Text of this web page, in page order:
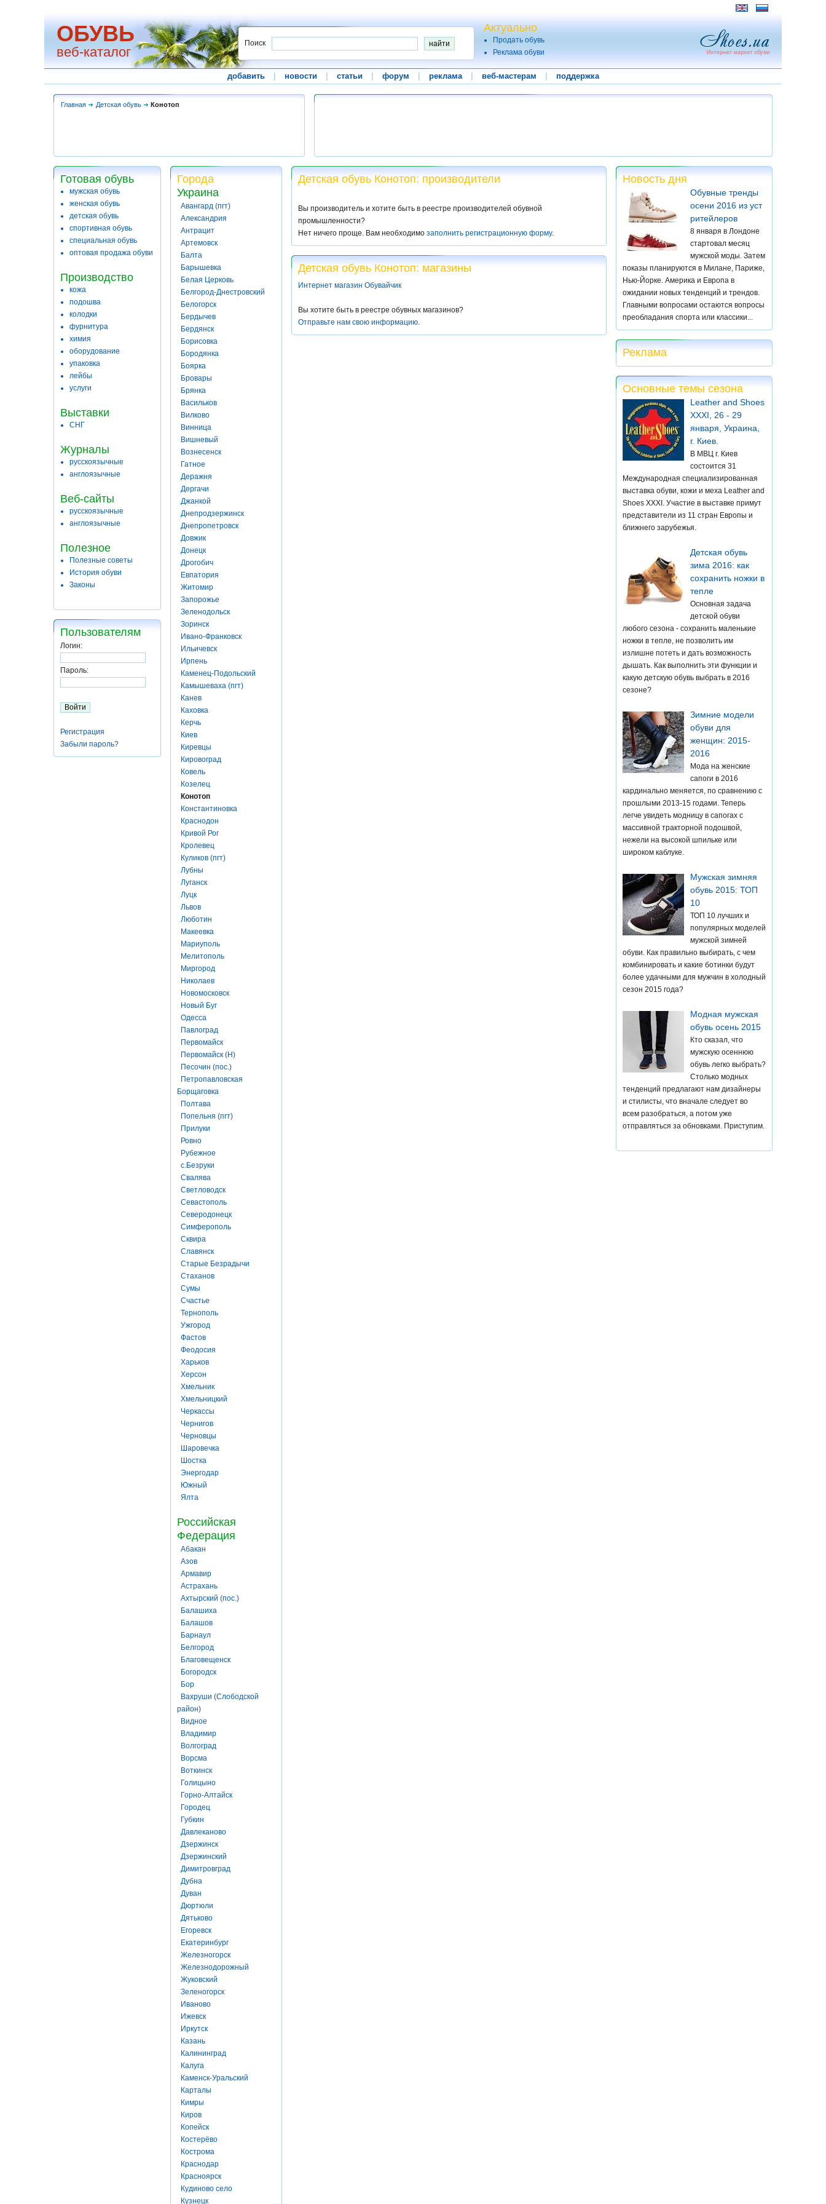
ОБУВЬ
веб-каталог
Поиск
Актуально
Продать обувь
Реклама обуви
добавить новости статьи форум реклама веб-мастерам поддержка
Главная Детская обувь Конотоп
Готовая обувь
мужская обувь
женская обувь
детская обувь
спортивная обувь
специальная обувь
оптовая продажа обуви
Производство
кожа
подошва
колодки
фурнитура
химия
оборудование
упаковка
лейбы
услуги
Выставки
СНГ
Журналы
русскоязычные
англоязычные
Веб-сайты
русскоязычные
англоязычные
Полезное
Полезные советы
История обуви
Законы
Пользователям
Логин:
Пароль:
Регистрация
Забыли пароль?
Города
Украина
Авангард (пгт)
Александрия
Антрацит
Артемовск
Балта
Барышевка
Белая Церковь
Белгород-Днестровский
Белогорск
Бердычев
Бердянск
Борисовка
Бородянка
Боярка
Бровары
Брянка
Васильков
Вилково
Винница
Вишневый
Вознесенск
Гатное
Деражня
Дергачи
Джанкой
Днепродзержинск
Днепропетровск
Довжик
Донецк
Дрогобич
Евпатория
Житомир
Запорожье
Зеленодольск
Зоринск
Ивано-Франковск
Ильичевск
Ирпень
Каменец-Подольский
Камышеваха (пгт)
Канев
Каховка
Керчь
Киев
Киревцы
Кировоград
Ковель
Козелец
Конотоп
Константиновка
Краснодон
Кривой Рог
Кролевец
Куликов (пгт)
Лубны
Луганск
Луцк
Львов
Люботин
Макеевка
Мариуполь
Мелитополь
Миргород
Николаев
Новомосковск
Новый Буг
Одесса
Павлоград
Первомайск
Первомайск (Н)
Песочин (пос.)
Петропавловская
Борщаговка
Полтава
Попельня (пгт)
Прилуки
Ровно
Рубежное
с.Безруки
Свалява
Светловодск
Севастополь
Северодонецк
Симферополь
Сквира
Славянск
Старые Безрадычи
Стаханов
Сумы
Счастье
Тернополь
Ужгород
Фастов
Феодосия
Харьков
Херсон
Хмельник
Хмельницкий
Черкассы
Чернигов
Черновцы
Шаровечка
Шостка
Энергодар
Южный
Ялта
Российская
Федерация
Абакан
Азов
Армавир
Астрахань
Ахтырский (пос.)
Балашиха
Балашов
Барнаул
Белгород
Благовещенск
Богородск
Бор
Вахруши (Слободской
район)
Видное
Владимир
Волгоград
Ворсма
Воткинск
Голицыно
Горно-Алтайск
Городец
Губкин
Давлеканово
Дзержинск
Дзержинский
Димитровград
Дубна
Дуван
Дюртюли
Дятьково
Егоревск
Екатеринбург
Железногорск
Железнодорожный
Жуковский
Зеленогорск
Иваново
Ижевск
Иркутск
Казань
Калининград
Калуга
Каменск-Уральский
Карталы
Кимры
Киров
Копейск
Костерёво
Кострома
Краснодар
Красноярск
Кудиново село
Кузнецк
Детская обувь Конотоп: производители
Вы производитель и хотите быть в реестре производителей обувной
промышленности?
Нет ничего проще. Вам необходимо заполнить регистрационную форму.
Детская обувь Конотоп: магазины
Интернет магазин Обувайчик
Вы хотите быть в реестре обувных магазинов?
Отправьте нам свою информацию.
Новость дня
Обувные тренды
осени 2016 из уст
ритейлеров
8 января в Лондоне
стартовал месяц
мужской моды. Затем
показы планируются в Милане, Париже,
Нью-Йорке. Америка и Европа в
ожидании новых тенденций и трендов.
Главными вопросами остаются вопросы
преобладания спорта или классики...
Реклама
Основные темы сезона
Leather and Shoes
XXXI, 26 - 29
января, Украина,
г. Киев.
В МВЦ г. Киев
состоится 31
Международная специализированная
выставка обуви, кожи и меха Leather and
Shoes XXXI. Участие в выставке примут
представители из 11 стран Европы и
ближнего зарубежья.
Детская обувь
зима 2016: как
сохранить ножки в
тепле
Основная задача
детской обуви
любого сезона - сохранить маленькие
ножки в тепле, не позволить им
излишне потеть и дать возможность
дышать. Как выполнить эти функции и
какую детскую обувь выбрать в 2016
сезоне?
Зимние модели
обуви для
женщин: 2015-
2016
Мода на женские
сапоги в 2016
кардинально меняется, по сравнению с
прошлыми 2013-15 годами. Теперь
легче увидеть модницу в сапогах с
массивной тракторной подошвой,
нежели на высокой шпильке или
широком каблуке.
Мужская зимняя
обувь 2015: ТОП
10
ТОП 10 лучших и
популярных моделей
мужской зимней
обуви. Как правильно выбирать, с чем
комбинировать и какие ботинки будут
более удачными для мужчин в холодный
сезон 2015 года?
Модная мужская
обувь осень 2015
Кто сказал, что
мужскую осеннюю
обувь легко выбрать?
Столько модных
тенденций предлагают нам дизайнеры
и стилисты, что вначале следует во
всем разобраться, а потом уже
отправляться за обновками. Приступим.